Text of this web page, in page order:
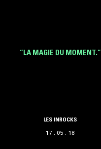
“LA MAGIE DU MOMENT.”
LES INROCKS
17 . 05 . 18